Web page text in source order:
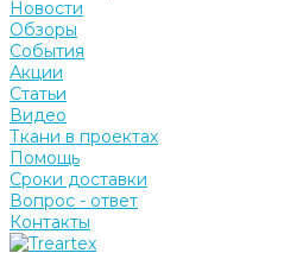
Новости
Обзоры
События
Акции
Статьи
Видео
Ткани в проектах
Помощь
Сроки доставки
Вопрос - ответ
Контакты